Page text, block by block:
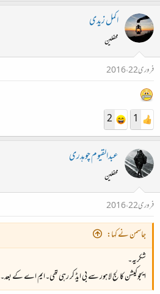
میں پیار میں بھی جیت گیا ہارتا ہؤا
ا
اکمل زیدی
محفلین
فروری 22، 2016
1
2
عبدالقیوم چوہدری
محفلین
فروری 22، 2016
جاسمن نے کہا:
شکریہ۔
ایجوکیشن کالج لاہور سے بی ایڈ کر رہی تھی۔ایم اے کے بعد۔